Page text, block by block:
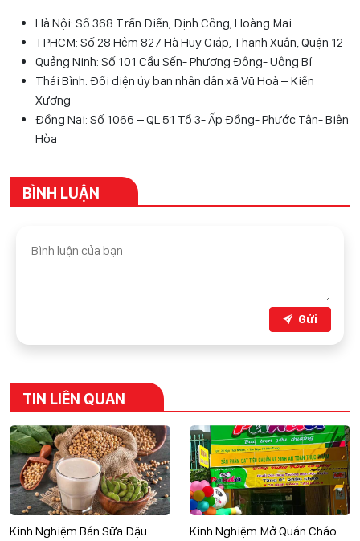
Hà Nội: Số 368 Trần Điền, Định Công, Hoàng Mai
TPHCM: Số 28 Hẻm 827 Hà Huy Giáp, Thạnh Xuân, Quận 12
Quảng Ninh: Số 101 Cầu Sến- Phương Đông- Uông Bí
Thái Bình: Đối diện ủy ban nhân dân xã Vũ Hoà – Kiến
Xương
Đồng Nai: Số 1066 – QL 51 Tổ 3- Ấp Đồng- Phước Tân- Biên
Hòa
BÌNH LUẬN
Gửi
TIN LIÊN QUAN
Kinh Nghiệm Bán Sữa Đậu
Kinh Nghiệm Mở Quán Cháo